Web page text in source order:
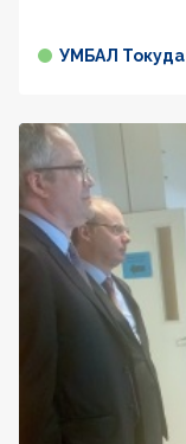
УМБАЛ Токуда